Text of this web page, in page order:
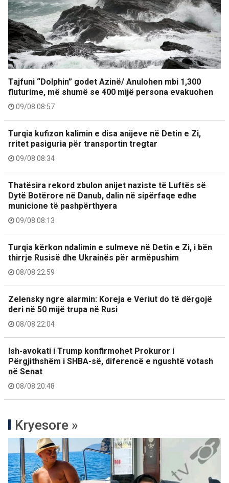
Tajfuni “Dolphin” godet Azinë/ Anulohen mbi 1,300
fluturime, më shumë se 400 mijë persona evakuohen
09/08 08:57
Turqia kufizon kalimin e disa anijeve në Detin e Zi,
rritet pasiguria për transportin tregtar
09/08 08:34
Thatësira rekord zbulon anijet naziste të Luftës së
Dytë Botërore në Danub, dalin në sipërfaqe edhe
municione të pashpërthyera
09/08 08:13
Turqia kërkon ndalimin e sulmeve në Detin e Zi, i bën
thirrje Rusisë dhe Ukrainës për armëpushim
08/08 22:59
Zelensky ngre alarmin: Koreja e Veriut do të dërgojë
deri në 50 mijë trupa në Rusi
08/08 22:04
Ish-avokati i Trump konfirmohet Prokuror i
Përgjithshëm i SHBA-së, diferencë e ngushtë votash
në Senat
08/08 20:48
Kryesore »